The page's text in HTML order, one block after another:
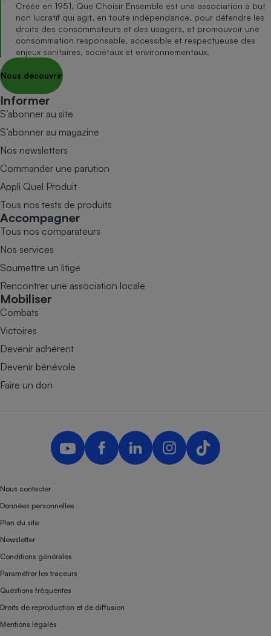
Créée en 1951, Que Choisir Ensemble est une association à but
non lucratif qui agit, en toute indépendance, pour défendre les
droits des consommateurs et des usagers, et promouvoir une
consommation responsable, accessible et respectueuse des
enjeux sanitaires, sociétaux et environnementaux.
Nous découvrir
Informer
S’abonner au site
S’abonner au magazine
Nos newsletters
Commander une parution
Appli Quel Produit
Tous nos tests de produits
Accompagner
Tous nos comparateurs
Nos services
Soumettre un litige
Rencontrer une association locale
Mobiliser
Combats
Victoires
Devenir adhérent
Devenir bénévole
Faire un don
Nous contacter
Données personnelles
Plan du site
Newsletter
Conditions générales
Paramétrer les traceurs
Questions fréquentes
Droits de reproduction et de diffusion
Mentions légales